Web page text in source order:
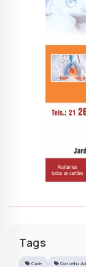
Tags
Cade Conselho